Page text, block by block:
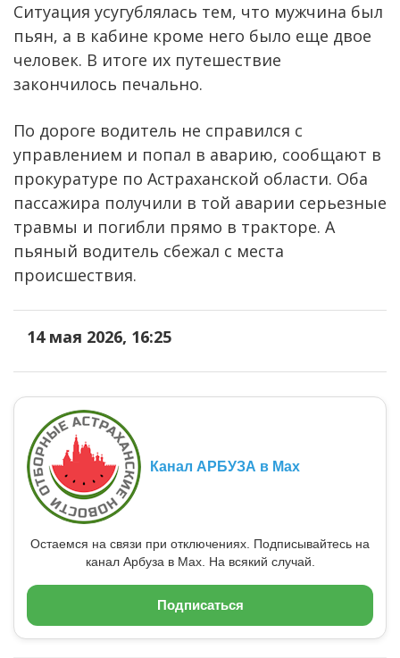
Ситуация усугублялась тем, что мужчина был
пьян, а в кабине кроме него было еще двое
человек. В итоге их путешествие
закончилось печально.
По дороге водитель не справился с
управлением и попал в аварию, сообщают в
прокуратуре по Астраханской области. Оба
пассажира получили в той аварии серьезные
травмы и погибли прямо в тракторе. А
пьяный водитель сбежал с места
происшествия.
14 мая 2026, 16:25
Канал АРБУЗА в Max
Остаемся на связи при отключениях. Подписывайтесь на
канал Арбуза в Max. На всякий случай.
Подписаться